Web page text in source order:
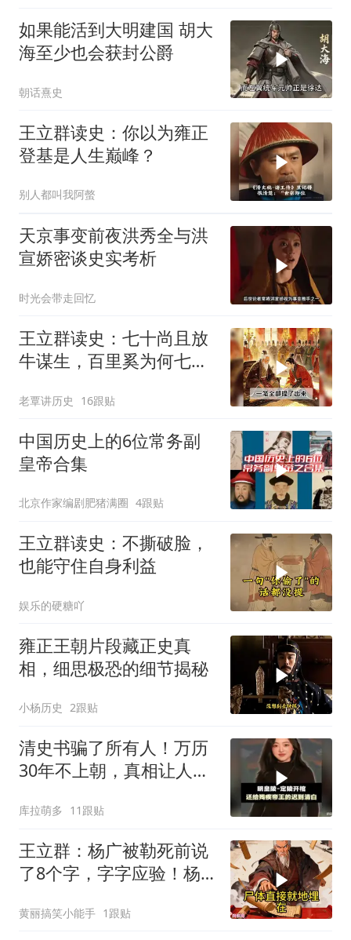
如果能活到大明建国 胡大
海至少也会获封公爵
朝话熹史
王立群读史：你以为雍正
登基是人生巅峰？
别人都叫我阿螫
天京事变前夜洪秀全与洪
宣娇密谈史实考析
时光会带走回忆
王立群读史：七十尚且放
牛谋生，百里奚为何七十
老覃讲历史 16跟贴
中国历史上的6位常务副
皇帝合集
北京作家编剧肥猪满圈 4跟贴
王立群读史：不撕破脸，
也能守住自身利益
娱乐的硬糖吖
雍正王朝片段藏正史真
相，细思极恐的细节揭秘
小杨历史 2跟贴
清史书骗了所有人！万历
30年不上朝，真相让人心
库拉萌多 11跟贴
王立群：杨广被勒死前说
了8个字，字字应验！杨
爹埋下的雷
黄丽搞笑小能手 1跟贴